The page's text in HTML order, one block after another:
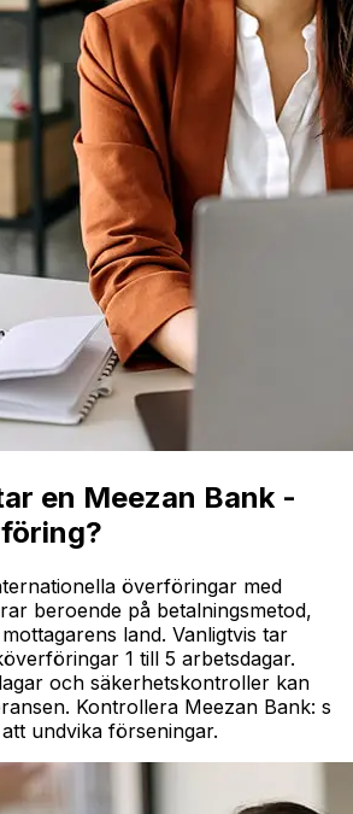
en Meezan Bank -
överföringar med
beroende på betalningsmetod,
land. Vanligtvis tar
1 till 5 arbetsdagar.
och säkerhetskontroller kan
Kontrollera Meezan Bank: s
undvika förseningar.